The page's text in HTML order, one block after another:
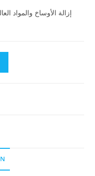
إزالة الأوساخ والمواد